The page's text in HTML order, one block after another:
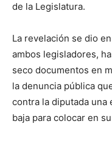
de la Legislatura.
La revelación se dio
ambos legisladores,
seco documentos en
la denuncia pública
contra la diputada una
baja para colocar en